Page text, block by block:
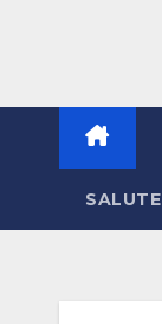
SALUTE